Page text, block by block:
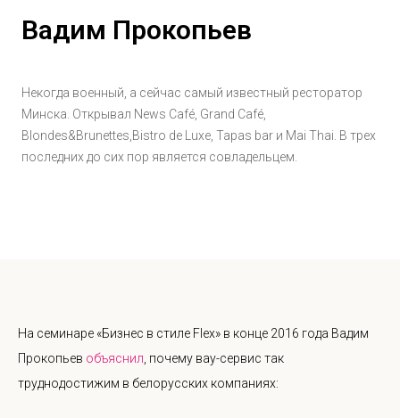
Вадим Прокопьев
Некогда военный, а сейчас самый известный ресторатор
Минска. Открывал News Сafé, Grand Café,
Blondes&Brunettes,Bistro de Luxe, Tapas bar и Mai Thai. В трех
последних до сих пор является совладельцем.
На семинаре «Бизнес в стиле Flex» в конце 2016 года Вадим
Прокопьев объяснил, почему вау-сервис так
труднодостижим в белорусских компаниях: